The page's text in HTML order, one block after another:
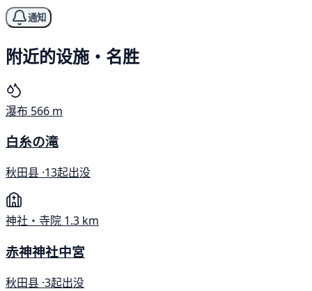
通知
附近的设施・名胜
瀑布 566 m
白糸の滝
秋田县 ·13起出没
神社・寺院 1.3 km
赤神神社中宮
秋田县 ·3起出没